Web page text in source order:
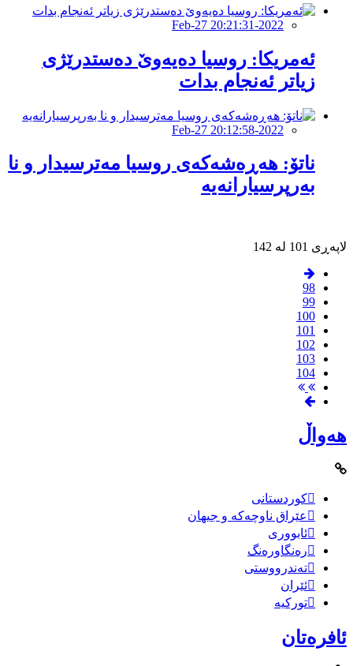
2022-Feb-27 20:21:31
ئەمریکا: روسیا دەیەوێ دەستدرێژی
زیاتر ئەنجام بدات
2022-Feb-27 20:12:58
ناتۆ: هەڕەشەکەی روسیا مەترسیدار و نا
بەرپرسیارانەیە
لاپەڕی 101 لە 142
98
99
100
101
102
103
104
هەواڵ
کوردستانی
عێراق ناوچەکە و جیهان
ئابووری
رەنگاورەنگ
تەندرووستی
ئێران
تورکیە
ئافرەتان